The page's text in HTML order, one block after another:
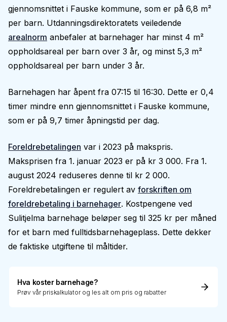
gjennomsnittet i Fauske kommune, som er på 6,8 m²
per barn. Utdanningsdirektoratets veiledende
arealnorm anbefaler at barnehager har minst 4 m²
oppholdsareal per barn over 3 år, og minst 5,3 m²
oppholdsareal per barn under 3 år.
Barnehagen har åpent fra 07:15 til 16:30. Dette er 0,4
timer mindre enn gjennomsnittet i Fauske kommune,
som er på 9,7 timer åpningstid per dag.
Foreldrebetalingen var i 2023 på makspris.
Maksprisen fra 1. januar 2023 er på kr 3 000. Fra 1.
august 2024 reduseres denne til kr 2 000.
Foreldrebetalingen er regulert av forskriften om
foreldrebetaling i barnehager. Kostpengene ved
Sulitjelma barnehage beløper seg til 325 kr per måned
for et barn med fulltidsbarnehageplass. Dette dekker
de faktiske utgiftene til måltider.
Hva koster barnehage?
Prøv vår priskalkulator og les alt om pris og rabatter